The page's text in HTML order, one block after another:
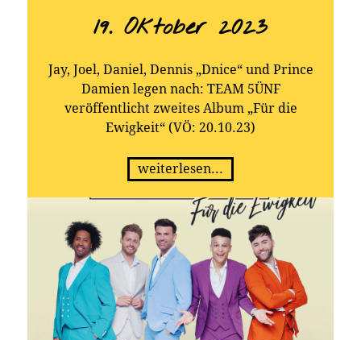
19. Oktober 2023
Jay, Joel, Daniel, Dennis „Dnice“ und Prince
Damien legen nach: TEAM 5ÜNF
veröffentlicht zweites Album „Für die
Ewigkeit“ (VÖ: 20.10.23)
weiterlesen...